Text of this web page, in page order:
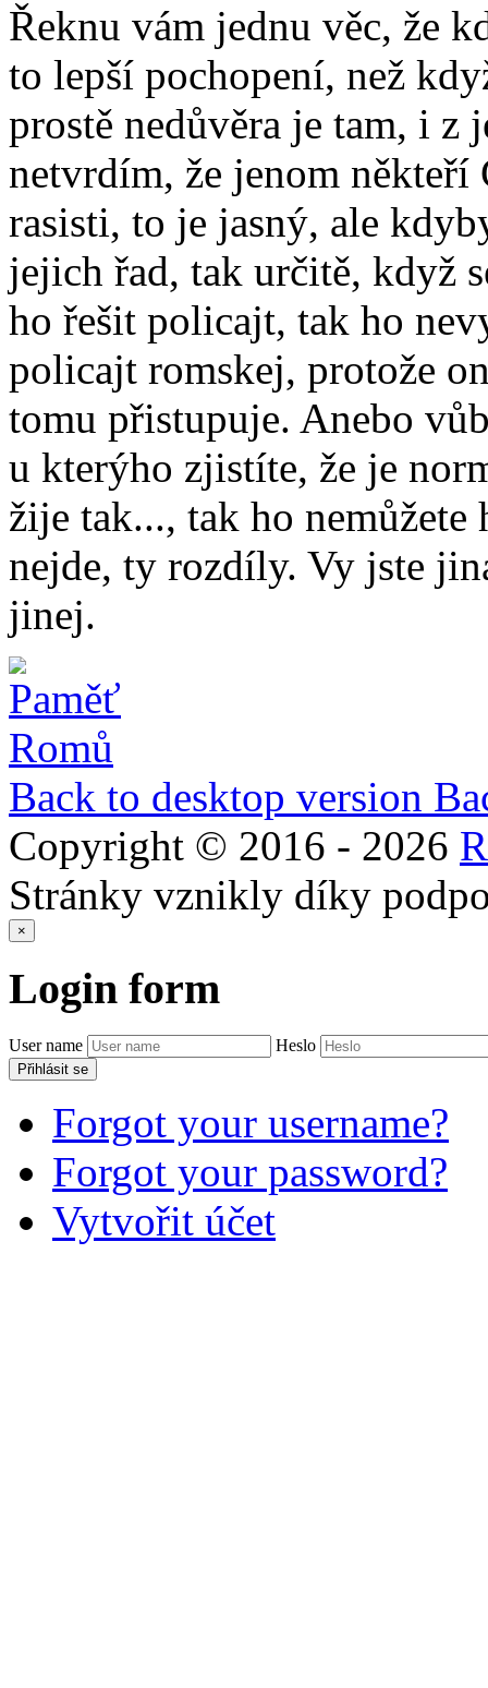
Řeknu vám jednu věc, že
to lepší pochopení, než
prostě nedůvěra je tam, i z
netvrdím, že jenom
rasisti, to je jasný, ale
jejich řad, tak určitě, když
ho řešit policajt, tak ho
policajt romskej, protože
tomu přistupuje. Anebo
u kterýho zjistíte, že je
žije tak..., tak ho
nejde, ty rozdíly. Vy jste
jinej.
Back to desktop version
Copyright © 2016 - 2026
Stránky vznikly díky
×
Login form
User name Heslo
Přihlásit se
Forgot your username?
Forgot your password?
Vytvořit účet